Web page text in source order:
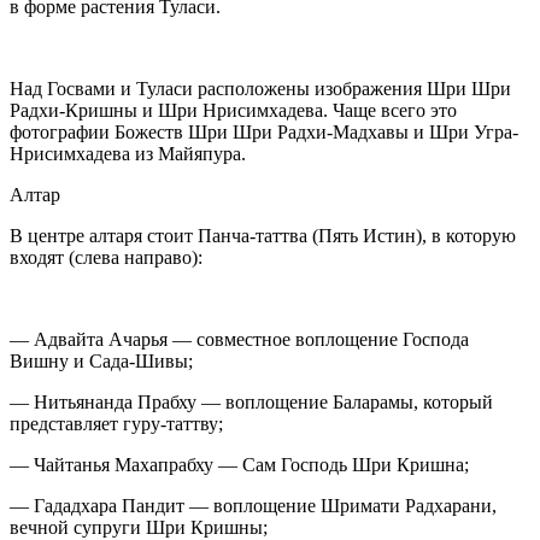
в форме растения Туласи.
Над Госвами и Туласи расположены изображения Шри Шри
Радхи-Кришны и Шри Нрисимхадева. Чаще всего это
фотографии Божеств Шри Шри Радхи-Мадхавы и Шри Угра-
Нрисимхадева из Майяпура.
Алтар
В центре алтаря стоит Панча-таттва (Пять Истин), в которую
входят (слева направо):
— Адвайта Ачарья — совместное воплощение Господа
Вишну и Сада-Шивы;
— Нитьянанда Прабху — воплощение Баларамы, который
представляет гуру-таттву;
— Чайтанья Махапрабху — Сам Господь Шри Кришна;
— Гададхара Пандит — воплощение Шримати Радхарани,
вечной супруги Шри Кришны;